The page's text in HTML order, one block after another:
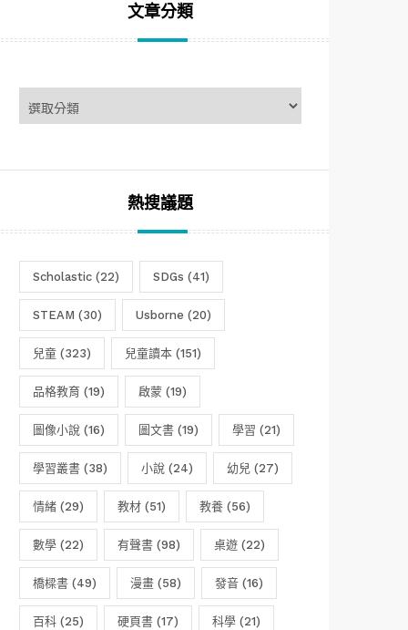
文章分類
章
分
熱搜議題
Scholastic (22) SDGs (41)
STEAM (30) Usborne (20)
兒童 (323) 兒童讀本 (151)
品格教育 (19) 啟蒙 (19)
圖像小說 (16) 圖文書 (19) 學習 (21)
學習叢書 (38) 小說 (24) 幼兒 (27)
情緒 (29) 教材 (51) 教養 (56)
數學 (22) 有聲書 (98) 桌遊 (22)
橋樑書 (49) 漫畫 (58) 發音 (16)
百科 (25) 硬頁書 (17) 科學 (21)